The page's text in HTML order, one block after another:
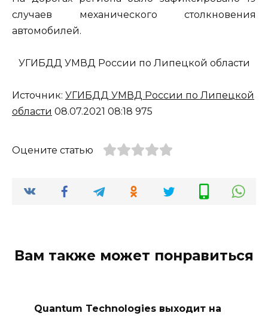
случаев механического столкновения
автомобилей.
УГИБДД УМВД России по Липецкой области
Источник: УГИБДД УМВД России по Липецкой
области 08.07.2021 08:18 975
Оцените статью
Вам также может понравиться
Quantum Technologies выходит на